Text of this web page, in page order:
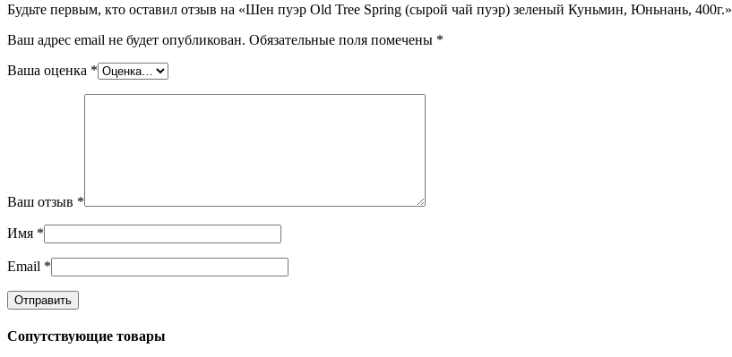
Будьте первым, кто оставил отзыв на «Шен пуэр Old Tree Spring (сырой чай пуэр) зеленый Куньмин, Юньнань, 400г.»
Ваш адрес email не будет опубликован. Обязательные поля помечены *
Ваша оценка *
Ваш отзыв *
Имя *
Email *
Сопутствующие товары